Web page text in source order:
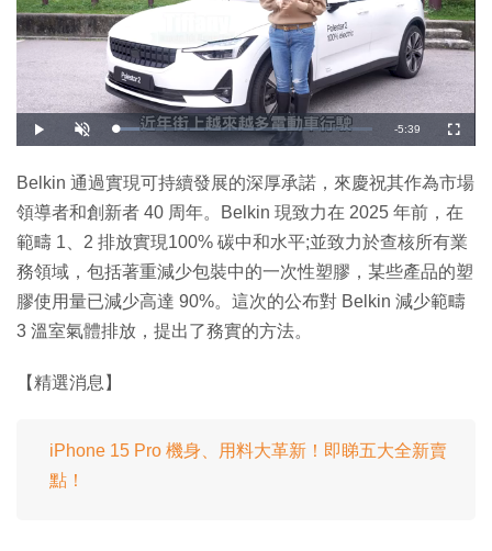
播
放
開
啟
載
:
9
5
6
剩
時
-5:39
全
螢
Belkin 通過實現可持續發展的深厚承諾，來慶祝其作為市場
領導者和創新者 40 周年。Belkin 現致力在 2025 年前，在
範疇 1、2 排放實現100% 碳中和水平;並致力於查核所有業
務領域，包括著重減少包裝中的一次性塑膠，某些產品的塑
膠使用量已減少高達 90%。這次的公布對 Belkin 減少範疇
3 溫室氣體排放，提出了務實的方法。
【精選消息】
iPhone 15 Pro 機身、用料大革新！即睇五大全新賣
點！